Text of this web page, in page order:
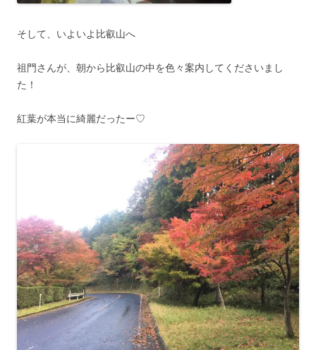
そして、いよいよ比叡山へ
祖門さんが、朝から比叡山の中を色々案内してくださいまし
た！
紅葉が本当に綺麗だったー♡